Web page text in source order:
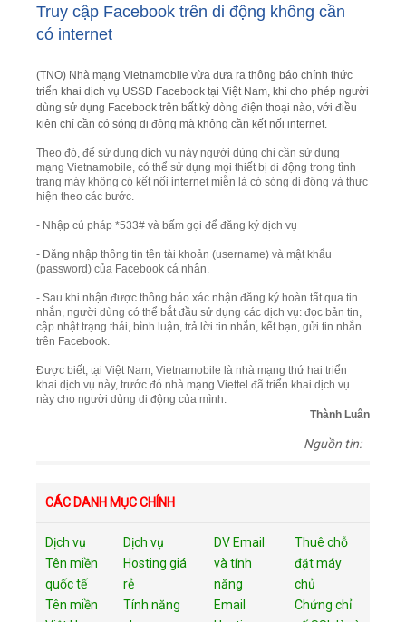
Truy cập Facebook trên di động không cần
có internet
(TNO) Nhà mạng Vietnamobile vừa đưa ra thông báo chính thức
triển khai dịch vụ USSD Facebook tại Việt Nam, khi cho phép người
dùng sử dụng Facebook trên bất kỳ dòng điện thoại nào, với điều
kiện chỉ cần có sóng di động mà không cần kết nối internet.
Theo đó, để sử dụng dịch vụ này người dùng chỉ cần sử dụng
mạng Vietnamobile, có thể sử dụng mọi thiết bị di động trong tình
trạng máy không có kết nối internet miễn là có sóng di động và thực
hiện theo các bước.
- Nhập cú pháp *533# và bấm gọi để đăng ký dịch vụ
- Đăng nhập thông tin tên tài khoản (username) và mật khẩu
(password) của Facebook cá nhân.
- Sau khi nhận được thông báo xác nhận đăng ký hoàn tất qua tin
nhắn, người dùng có thể bắt đầu sử dụng các dịch vụ: đọc bản tin,
cập nhật trạng thái, bình luận, trả lời tin nhắn, kết bạn, gửi tin nhắn
trên Facebook.
Được biết, tại Việt Nam, Vietnamobile là nhà mạng thứ hai triển
khai dịch vụ này, trước đó nhà mạng Viettel đã triển khai dịch vụ
này cho người dùng di động của mình.
Thành Luân
Nguồn tin:
CÁC DANH MỤC CHÍNH
Dịch vụ
Tên miền
quốc tế
Tên miền
Dịch vụ
Hosting giá
rẻ
Tính năng
DV Email
và tính
năng
Email
Thuê chỗ
đặt máy
chủ
Chứng chỉ